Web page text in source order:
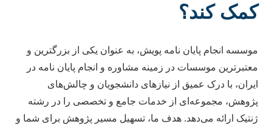
کمک کند؟
موسسه انجام پایان نامه پویش، به عنوان یکی از بزرگترین و
معتبرترین موسسات در زمینه مشاوره و انجام پایان نامه در
ایران، با درک عمیق از نیازهای دانشجویان و چالش‌های
پژوهش، مجموعه‌ای از خدمات جامع و تخصصی را در رشته
ژنتیک ارائه می‌دهد. هدف ما، تسهیل مسیر پژوهش برای شما و